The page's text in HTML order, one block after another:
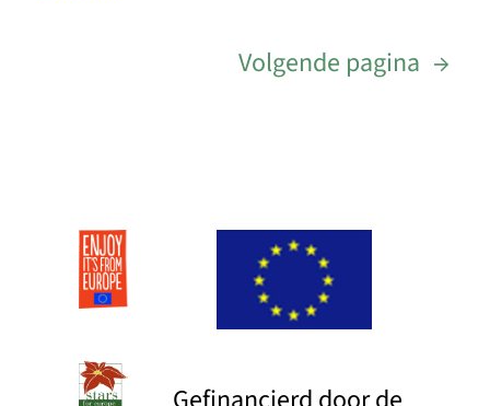
Volgende pagina →